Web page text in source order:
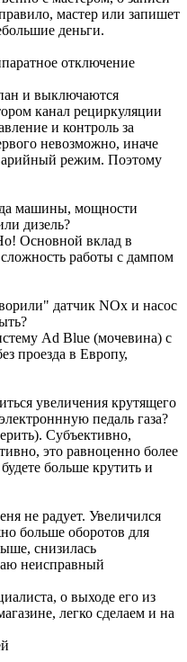
мастер или запишет
деньги.
отключение
и выключаются
канал рециркуляции
и контроль за
невозможно, иначе
режим. Поэтому
машины, мощности
дизель?
Основной вклад в
работы с дампом
датчик NOx и насос
Ad Blue (мочевина) с
проезда в Европу,
увеличения крутящего
педаль газа?
Субъективно,
это равноценно более
больше крутить и
не радует. Увеличился
больше оборотов для
снизилась
неисправный
о выходе его из
легко сделаем и на